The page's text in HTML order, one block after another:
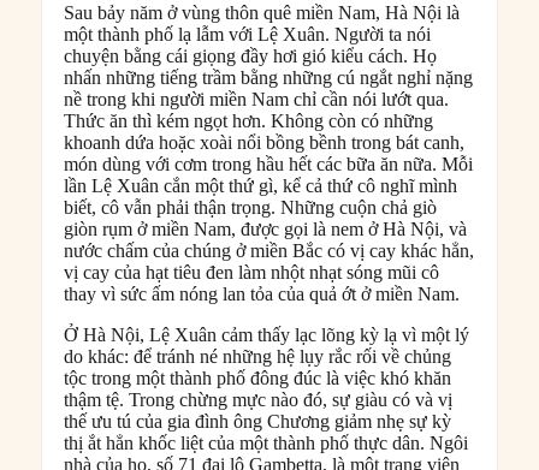
Sau bảy năm ở vùng thôn quê miền Nam, Hà Nội là
một thành phố lạ lẫm với Lệ Xuân. Người ta nói
chuyện bằng cái giọng đầy hơi gió kiểu cách. Họ
nhấn những tiếng trầm bằng những cú ngắt nghỉ nặng
nề trong khi người miền Nam chỉ cần nói lướt qua.
Thức ăn thì kém ngọt hơn. Không còn có những
khoanh dứa hoặc xoài nổi bồng bềnh trong bát canh,
món dùng với cơm trong hầu hết các bữa ăn nữa. Mỗi
lần Lệ Xuân cắn một thứ gì, kể cả thứ cô nghĩ mình
biết, cô vẫn phải thận trọng. Những cuộn chả giò
giòn rụm ở miền Nam, được gọi là nem ở Hà Nội, và
nước chấm của chúng ở miền Bắc có vị cay khác hẳn,
vị cay của hạt tiêu đen làm nhột nhạt sóng mũi cô
thay vì sức ấm nóng lan tỏa của quả ớt ở miền Nam.
Ở Hà Nội, Lệ Xuân cảm thấy lạc lõng kỳ lạ vì một lý
do khác: để tránh né những hệ lụy rắc rối về chủng
tộc trong một thành phố đông đúc là việc khó khăn
thậm tệ. Trong chừng mực nào đó, sự giàu có và vị
thế ưu tú của gia đình ông Chương giảm nhẹ sự kỳ
thị ắt hẳn khốc liệt của một thành phố thực dân. Ngôi
nhà của họ, số 71 đại lộ Gambetta, là một trang viên